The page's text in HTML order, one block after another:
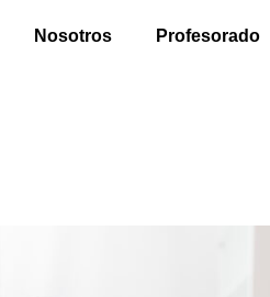
Nosotros Profesorado